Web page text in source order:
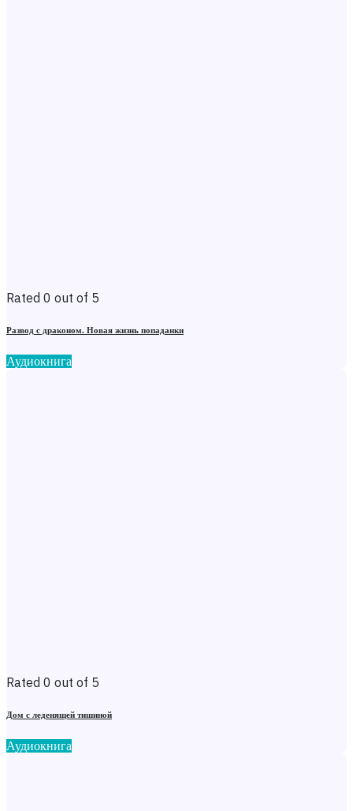
Rated 0 out of 5
Развод с драконом. Новая жизнь попаданки
Аудиокнига
Rated 0 out of 5
Дом с леденящей тишиной
Аудиокнига